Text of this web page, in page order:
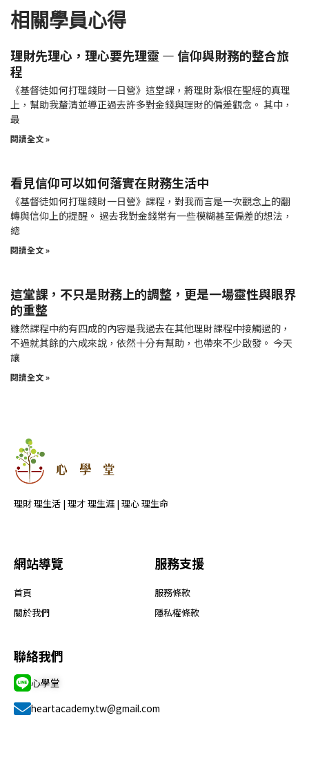
相關學員心得
理財先理心，理心要先理靈 — 信仰與財務的整合旅
程
《基督徒如何打理錢財一日營》這堂課，將理財紮根在聖經的真理
上，幫助我釐清並導正過去許多對金錢與理財的偏差觀念。 其中，
最
閱讀全文 »
看見信仰可以如何落實在財務生活中
《基督徒如何打理錢財一日營》課程，對我而言是一次觀念上的翻
轉與信仰上的提醒。 過去我對金錢常有一些模糊甚至偏差的想法，
總
閱讀全文 »
這堂課，不只是財務上的調整，更是一場靈性與眼界
的重整
雖然課程中約有四成的內容是我過去在其他理財課程中接觸過的，
不過就其餘的六成來說，依然十分有幫助，也帶來不少啟發。 今天
讓
閱讀全文 »
理財 理生活 | 理才 理生涯 | 理心 理生命
網站導覽
首頁
關於我們
服務支援
服務條款
隱私權條款
聯絡我們
心學堂
heartacademy.tw@gmail.com